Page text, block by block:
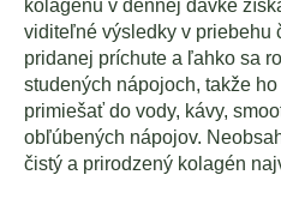
kolagénu v dennej dávke
viditeľné výsledky v priebehu
pridanej príchute a ľahko sa
studených nápojoch, takže
primiešať do vody, kávy,
obľúbených nápojov.
čistý a prirodzený kolagén